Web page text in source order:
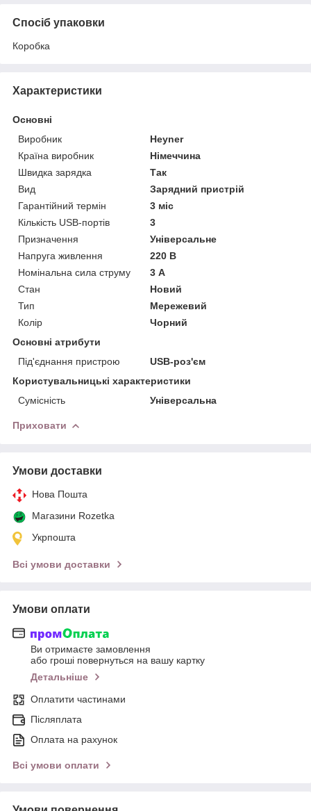
Спосіб упаковки
Коробка
Характеристики
Основні
Виробник
Heyner
Країна виробник
Німеччина
Швидка зарядка
Так
Вид
Зарядний пристрій
Гарантійний термін
3 міс
Кількість USB-портів
3
Призначення
Універсальне
Напруга живлення
220 В
Номінальна сила струму
3 А
Стан
Новий
Тип
Мережевий
Колір
Чорний
Основні атрибути
Під'єднання пристрою
USB-роз'єм
Користувальницькі характеристики
Сумісність
Універсальна
Приховати
Умови доставки
Нова Пошта
Магазини Rozetka
Укрпошта
Всі умови доставки
Умови оплати
Ви отримаєте замовлення
або гроші повернуться на вашу картку
Детальніше
Оплатити частинами
Післяплата
Оплата на рахунок
Всі умови оплати